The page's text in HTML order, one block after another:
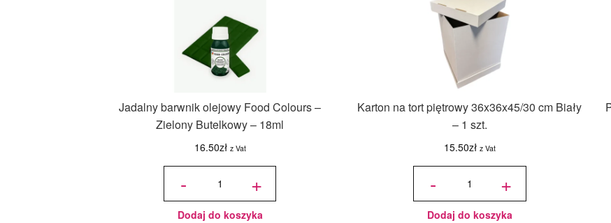
Jadalny barwnik olejowy Food Colours –
Zielony Butelkowy – 18ml
16.50zł z Vat
-
ilość
olejowy
Food
Zielony
Butelkowy
+
Dodaj do koszyka
Karton na tort piętrowy 36x36x45/30 cm Biały
– 1 szt.
15.50zł z Vat
-
ilość Karton
36x36x45/30
cm Biały - 1 +
Dodaj do koszyka